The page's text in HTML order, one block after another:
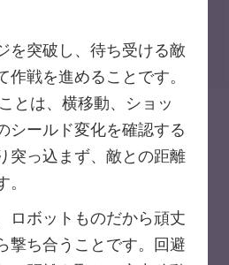
を突破し、待ち受ける敵
作戦を進めることです。
とは、横移動、ショッ
シールド変化を確認する
突っ込まず、敵との距離
。
ロボットものだから頑丈
撃ち合うことです。回避